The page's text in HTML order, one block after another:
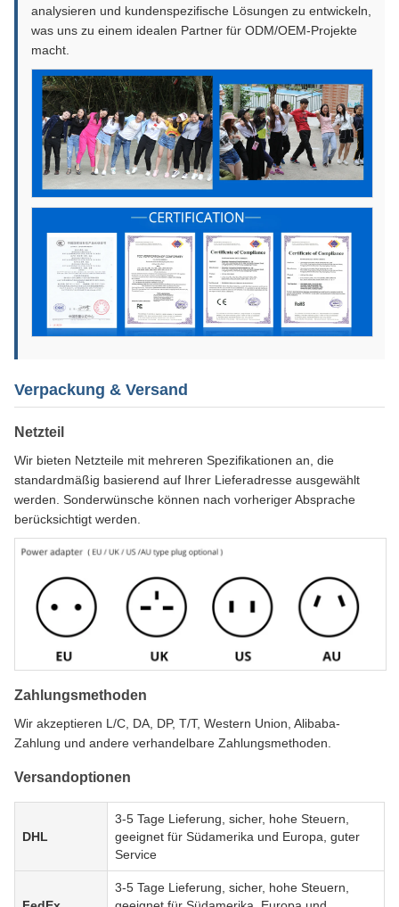
analysieren und kundenspezifische Lösungen zu entwickeln,
was uns zu einem idealen Partner für ODM/OEM-Projekte
macht.
Verpackung & Versand
Netzteil
Wir bieten Netzteile mit mehreren Spezifikationen an, die
standardmäßig basierend auf Ihrer Lieferadresse ausgewählt
werden. Sonderwünsche können nach vorheriger Absprache
berücksichtigt werden.
Zahlungsmethoden
Wir akzeptieren L/C, DA, DP, T/T, Western Union, Alibaba-
Zahlung und andere verhandelbare Zahlungsmethoden.
Versandoptionen
DHL
3-5 Tage Lieferung, sicher, hohe Steuern,
geeignet für Südamerika und Europa, guter
Service
3-5 Tage Lieferung, sicher, hohe Steuern,